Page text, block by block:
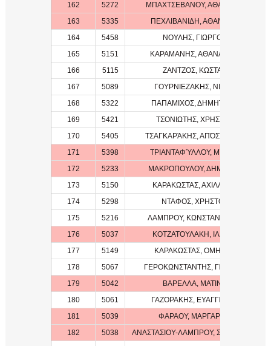
162
5272
ΜΠΑΧΤΣΕΒΑΝΟΥ, ΑΘΑΝΑΣΙΑ
163
5335
ΠΕΧΛΙΒΑΝΙΔΗ, ΑΘΑΝΑΣΙΑ
164
5458
ΝΟΥΛΗΣ, ΓΙΩΡΓΟΣ
165
5151
ΚΑΡΑΜΑΝΗΣ, ΑΘΑΝΑΣΙΟΣ
166
5115
ΖΑΝΤΖΟΣ, ΚΩΣΤΑΣ
167
5089
ΓΟΥΡΝΙΕΖΑΚΗΣ, ΝΙΚΟΣ
168
5322
ΠΑΠΑΜΙΧΟΣ, ΔΗΜΗΤΡΗΣ
169
5421
ΤΣΟΝΙΩΤΗΣ, ΧΡΗΣΤΟΣ
170
5405
ΤΣΑΓΚΑΡΆΚΗΣ, ΑΠΌΣΤΟΛΟΣ
171
5398
ΤΡΙΑΝΤΑΦΎΛΛΟΥ, ΜΥΡΤΏ
172
5233
ΜΑΚΡΟΠΟΥΛΟΥ, ΔΗΜΗΤΡΑ
173
5150
ΚΑΡΑΚΩΣΤΑΣ, ΑΧΙΛΛΕΑΣ
174
5298
ΝΤΑΦΟΣ, ΧΡΗΣΤΟΣ
175
5216
ΛΑΜΠΡΟΥ, ΚΩΝΣΤΑΝΤΙΝΟΣ
176
5037
ΚΟΤΖΑΤΟΥΛΑΚΗ, ΙΛΙΑΝΑ
177
5149
ΚΑΡΑΚΩΣΤΑΣ, ΟΜΗΡΟΣ
178
5067
ΓΕΡΟΚΩΝΣΤΑΝΤΗΣ, ΓΙΩΡΓΟΣ
179
5042
ΒΑΡΕΛΛΑ, ΜΑΤΙΝΑ
180
5061
ΓΑΖΟΡΑΚΗΣ, ΕΥΑΓΓΕΛΟΣ
181
5039
ΦΑΡΑΟΥ, ΜΑΡΓΑΡΙΤΑ
182
5038
ΑΝΑΣΤΑΣΙΟΥ-ΛΑΜΠΡΟΥ, ΣΤΑΥΡΟΥΛΑ